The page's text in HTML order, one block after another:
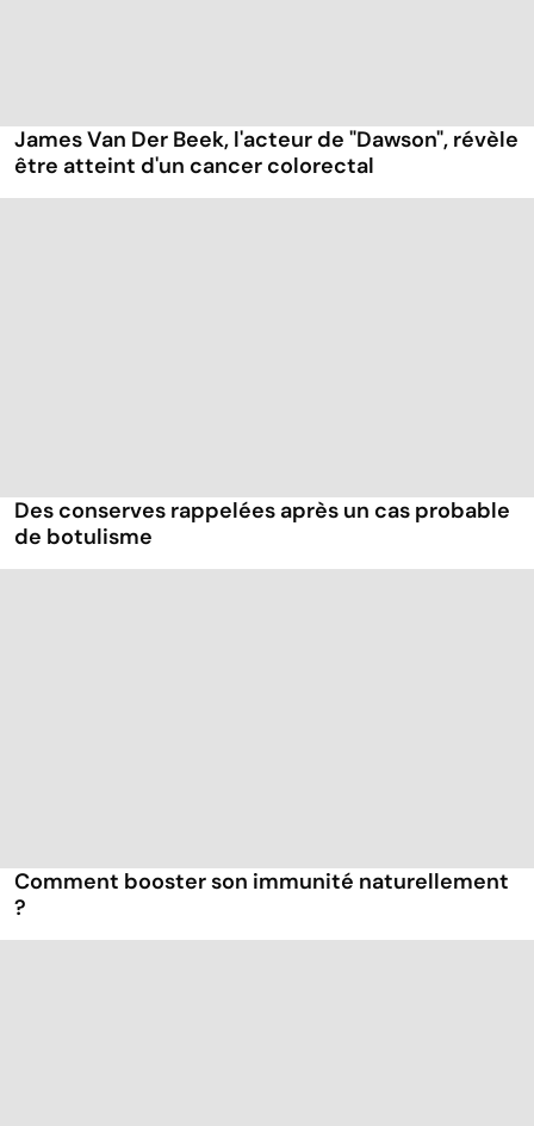
James Van Der Beek, l'acteur de "Dawson", révèle
être atteint d'un cancer colorectal
Des conserves rappelées après un cas probable
de botulisme
Comment booster son immunité naturellement
?